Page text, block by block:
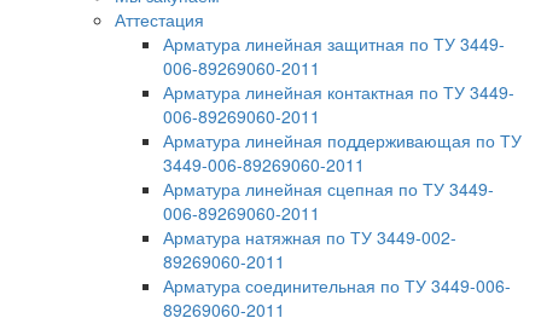
Аттестация
Арматура линейная защитная по ТУ 3449-
006-89269060-2011
Арматура линейная контактная по ТУ 3449-
006-89269060-2011
Арматура линейная поддерживающая по ТУ
3449-006-89269060-2011
Арматура линейная сцепная по ТУ 3449-
006-89269060-2011
Арматура натяжная по ТУ 3449-002-
89269060-2011
Арматура соединительная по ТУ 3449-006-
89269060-2011